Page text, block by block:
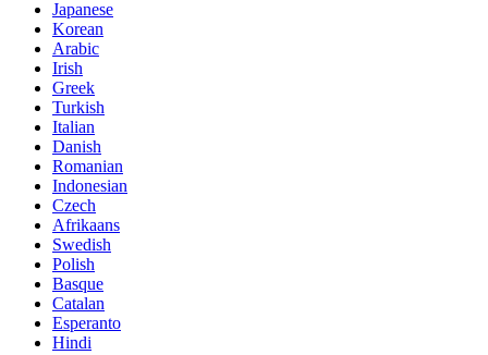
Japanese
Korean
Arabic
Irish
Greek
Turkish
Italian
Danish
Romanian
Indonesian
Czech
Afrikaans
Swedish
Polish
Basque
Catalan
Esperanto
Hindi